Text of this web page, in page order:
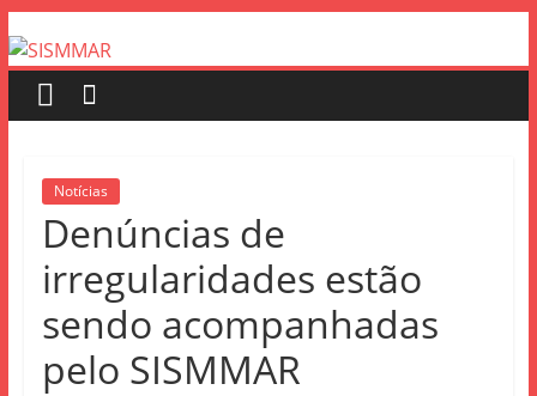
Notícias
Denúncias de
irregularidades estão
sendo acompanhadas
pelo SISMMAR